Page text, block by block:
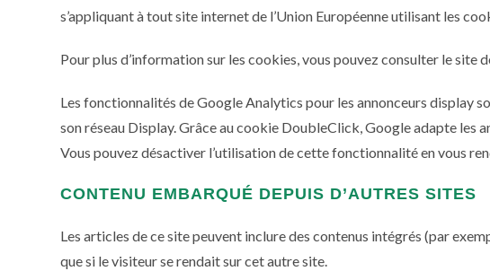
s’appliquant à tout site internet de l’Union Européenne utilisant les
Pour plus d’information sur les cookies, vous pouvez consulter le site
Les fonctionnalités de Google Analytics pour les annonceurs display
son réseau Display. Grâce au cookie DoubleClick, Google adapte les
Vous pouvez désactiver l’utilisation de cette fonctionnalité en vous
CONTENU EMBARQUÉ DEPUIS D’AUTRES SITES
Les articles de ce site peuvent inclure des contenus intégrés (par
que si le visiteur se rendait sur cet autre site.